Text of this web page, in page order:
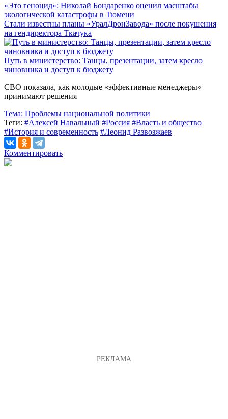
«Это геноцид»: Николай Бондаренко оценил масштабы
экологической катастрофы в Тюмени
Стали известны планы «УралДронЗавода» после покушения
на гендиректора Ткачука
Путь в министерство: Танцы, презентации, затем кресло
чиновника и доступ к бюджету
СВО показала, как молодые «эффективные менеджеры»
принимают решения
Тема: Проблемы национальной политики
Теги: #Алексей Навальный #Россия #Власть и общество
#История и современность #Леонид Развозжаев
Комментировать